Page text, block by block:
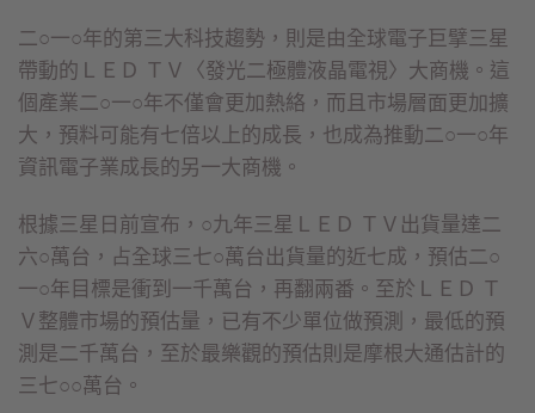
二○一○年的第三大科技趨勢，則是由全球電子巨擘三星
帶動的ＬＥＤ ＴＶ〈發光二極體液晶電視〉大商機。這
個產業二○一○年不僅會更加熱絡，而且市場層面更加擴
大，預料可能有七倍以上的成長，也成為推動二○一○年
資訊電子業成長的另一大商機。
根據三星日前宣布，○九年三星ＬＥＤ ＴＶ出貨量達二
六○萬台，占全球三七○萬台出貨量的近七成，預估二○
一○年目標是衝到一千萬台，再翻兩番。至於ＬＥＤ Ｔ
Ｖ整體市場的預估量，已有不少單位做預測，最低的預
測是二千萬台，至於最樂觀的預估則是摩根大通估計的
三七○○萬台。